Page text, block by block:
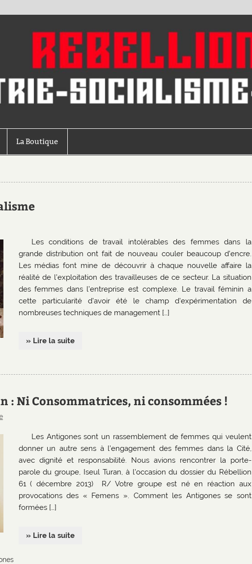
La Boutique
Les conditions de travail intolérables des femmes dans la
grande distribution ont fait de nouveau couler beaucoup d’encre.
Les médias font mine de découvrir à chaque nouvelle affaire la
réalité de l’exploitation des travailleuses de ce secteur. La situation
des femmes dans l’entreprise est complexe. Le travail féminin a
cette particularité d’avoir été le champ d’expérimentation de
nombreuses techniques de management […]
» Lire la suite
: Ni Consommatrices, ni consommées !
Les Antigones sont un rassemblement de femmes qui veulent
donner un autre sens à l’engagement des femmes dans la Cité,
avec dignité et responsabilité. Nous avions rencontrer la porte-
parole du groupe, Iseul Turan, à l’occasion du dossier du Rébellion
61 ( décembre 2013) R/ Votre groupe est né en réaction aux
provocations des « Femens ». Comment les Antigones se sont
formées […]
» Lire la suite